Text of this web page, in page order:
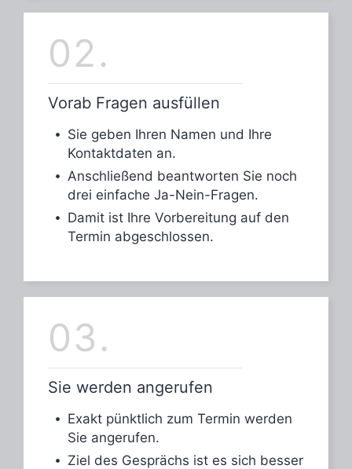
02.
Vorab Fragen ausfüllen
Sie geben Ihren Namen und Ihre
Kontaktdaten an.
Anschließend beantworten Sie noch
drei einfache Ja-Nein-Fragen.
Damit ist Ihre Vorbereitung auf den
Termin abgeschlossen.
03.
Sie werden angerufen
Exakt pünktlich zum Termin werden
Sie angerufen.
Ziel des Gesprächs ist es sich besser